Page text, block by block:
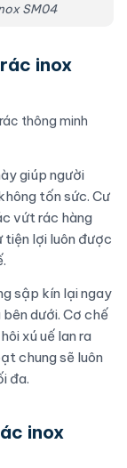
SM04
inox
thông minh
giúp người
tốn sức. Cư
vứt rác hàng
tiện lợi luôn được
sập kín lại ngay
dưới. Cơ chế
xú uế lan ra
chung sẽ luôn
đa.
inox